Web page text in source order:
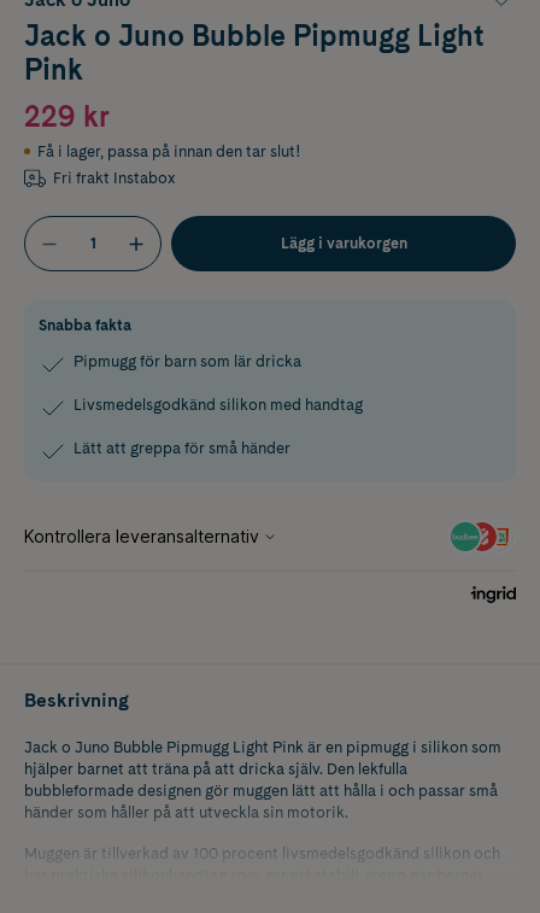
Jack o Juno Bubble Pipmugg Light
Pink
229 kr
Få i lager, passa på innan den tar slut!
Fri frakt Instabox
Lägg i varukorgen
Snabba fakta
Pipmugg för barn som lär dricka
Livsmedelsgodkänd silikon med handtag
Lätt att greppa för små händer
Beskrivning
Jack o Juno Bubble Pipmugg Light Pink är en pipmugg i silikon som
hjälper barnet att träna på att dricka själv. Den lekfulla
bubbleformade designen gör muggen lätt att hålla i och passar små
händer som håller på att utveckla sin motorik.
Muggen är tillverkad av 100 procent livsmedelsgodkänd silikon och